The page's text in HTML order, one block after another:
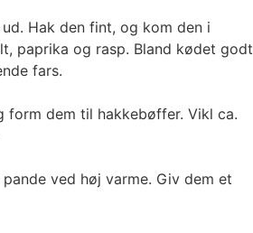
Hak den fint, og kom den i
paprika og rasp. Bland kødet godt
fars.
dem til hakkebøffer. Vikl ca.
ved høj varme. Giv dem et